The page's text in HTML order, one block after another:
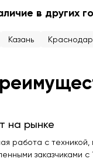
в других
Казань Краснодар
на рынке
работа с техникой,
заказчиками с